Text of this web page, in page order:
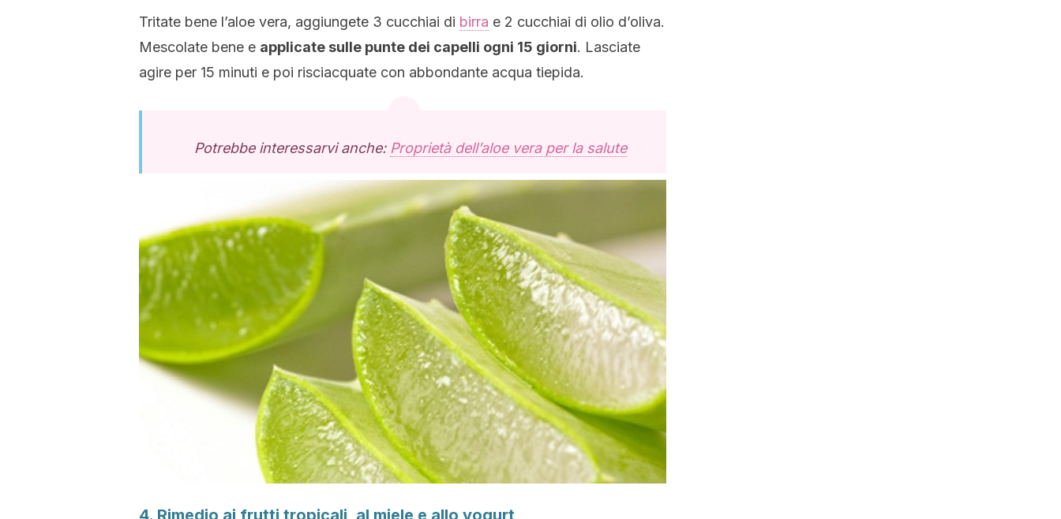
Tritate bene l’aloe vera, aggiungete 3 cucchiai di birra e 2 cucchiai di olio d’oliva.
Mescolate bene e applicate sulle punte dei capelli ogni 15 giorni. Lasciate
agire per 15 minuti e poi risciacquate con abbondante acqua tiepida.
Potrebbe interessarvi anche: Proprietà dell’aloe vera per la salute
4. Rimedio ai frutti tropicali, al miele e allo yogurt